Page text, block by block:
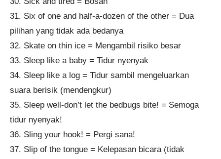
31. Six of one and half-a-dozen of the other = Dua
pilihan yang tidak ada bedanya
32. Skate on thin ice = Mengambil risiko besar
33. Sleep like a baby = Tidur nyenyak
34. Sleep like a log = Tidur sambil mengeluarkan
suara berisik (mendengkur)
35. Sleep well-don’t let the bedbugs bite! = Semoga
tidur nyenyak!
36. Sling your hook! = Pergi sana!
37. Slip of the tongue = Kelepasan bicara (tidak